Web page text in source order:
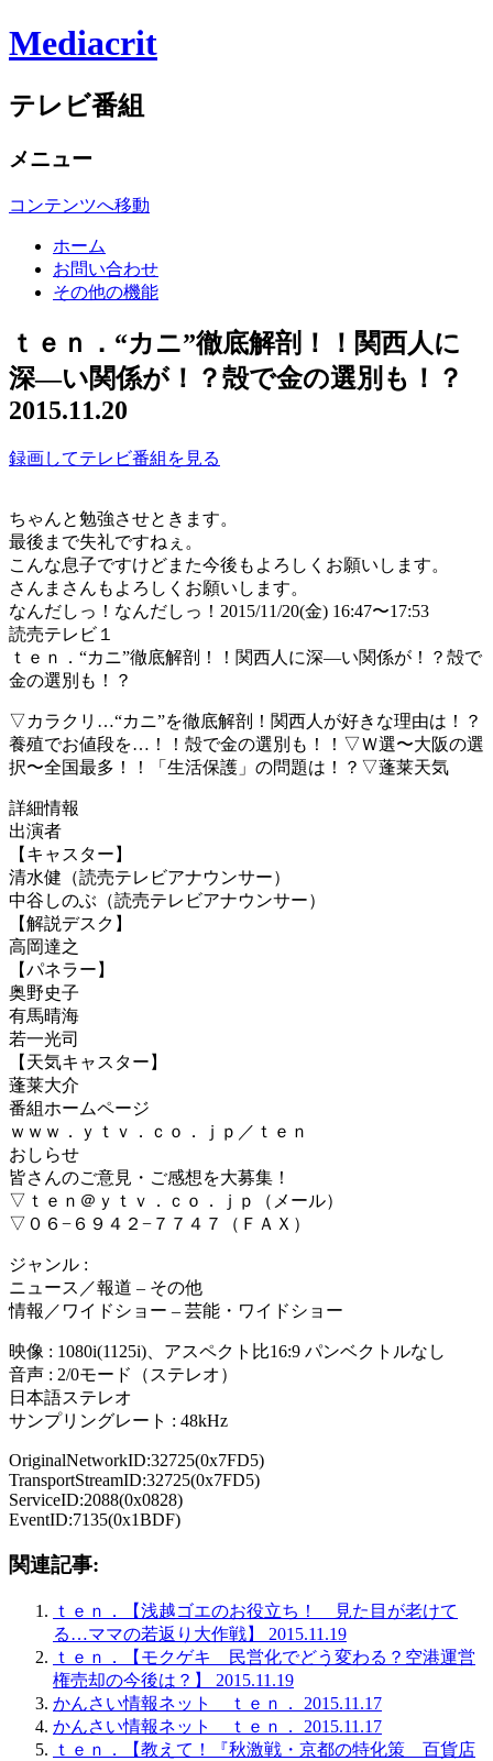
Mediacrit
テレビ番組
メニュー
コンテンツへ移動
ホーム
お問い合わせ
その他の機能
ｔｅｎ．“カニ”徹底解剖！！関西人に
深—い関係が！？殻で金の選別も！？
2015.11.20
録画してテレビ番組を見る
ちゃんと勉強させときます。
最後まで失礼ですねぇ。
こんな息子ですけどまた今後もよろしくお願いします。
さんまさんもよろしくお願いします。
なんだしっ！なんだしっ！2015/11/20(金) 16:47〜17:53
読売テレビ１
ｔｅｎ．“カニ”徹底解剖！！関西人に深—い関係が！？殻で
金の選別も！？
▽カラクリ…“カニ”を徹底解剖！関西人が好きな理由は！？
養殖でお値段を…！！殻で金の選別も！！▽Ｗ選〜大阪の選
択〜全国最多！！「生活保護」の問題は！？▽蓬莱天気
詳細情報
出演者
【キャスター】
清水健（読売テレビアナウンサー）
中谷しのぶ（読売テレビアナウンサー）
【解説デスク】
高岡達之
【パネラー】
奥野史子
有馬晴海
若一光司
【天気キャスター】
蓬莱大介
番組ホームページ
ｗｗｗ．ｙｔｖ．ｃｏ．ｊｐ／ｔｅｎ
おしらせ
皆さんのご意見・ご感想を大募集！
▽ｔｅｎ＠ｙｔｖ．ｃｏ．ｊｐ（メール）
▽０６−６９４２−７７４７（ＦＡＸ）
ジャンル :
ニュース／報道 – その他
情報／ワイドショー – 芸能・ワイドショー
映像 : 1080i(1125i)、アスペクト比16:9 パンベクトルなし
音声 : 2/0モード（ステレオ）
日本語ステレオ
サンプリングレート : 48kHz
OriginalNetworkID:32725(0x7FD5)
TransportStreamID:32725(0x7FD5)
ServiceID:2088(0x0828)
EventID:7135(0x1BDF)
関連記事:
ｔｅｎ．【浅越ゴエのお役立ち！ 見た目が老けて
る…ママの若返り大作戦】 2015.11.19
ｔｅｎ．【モクゲキ 民営化でどう変わる？空港運営
権売却の今後は？】 2015.11.19
かんさい情報ネット ｔｅｎ． 2015.11.17
かんさい情報ネット ｔｅｎ． 2015.11.17
ｔｅｎ．【教えて！『秋激戦・京都の特化策 百貨店